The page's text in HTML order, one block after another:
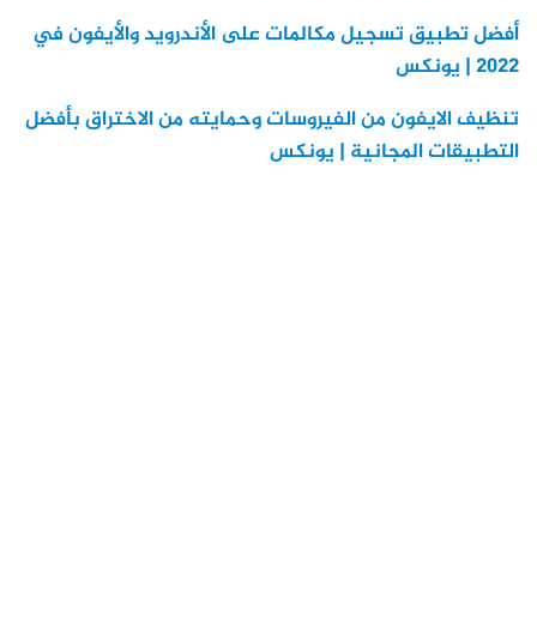
أفضل تطبيق تسجيل مكالمات على الأندرويد والأيفون في
2022 | يونكس
تنظيف الايفون من الفيروسات وحمايته من الاختراق بأفضل
التطبيقات المجانية | يونكس